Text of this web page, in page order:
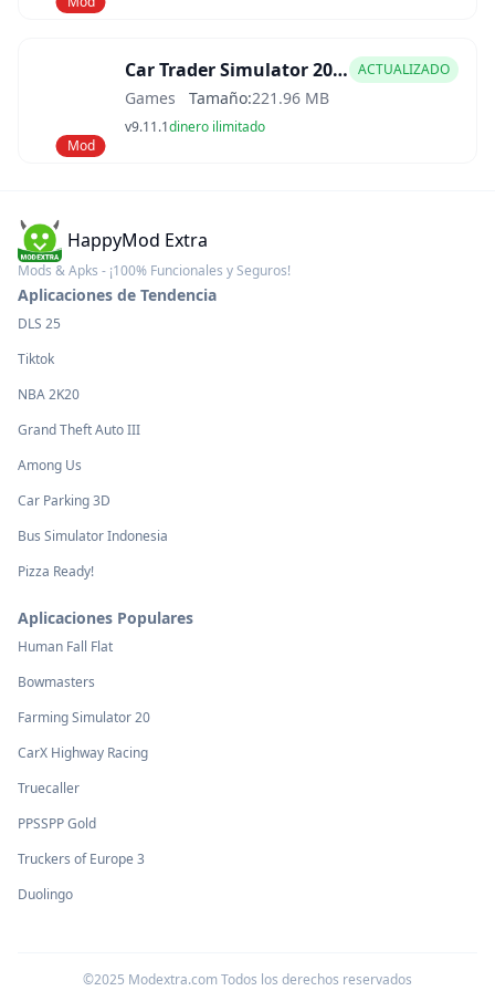
Mod
Car Trader Simulator 2025 Mod APK ACTUALIZADO
Games Tamaño:221.96 MB
v9.11.1dinero ilimitado
HappyMod Extra
Mods & Apks - ¡100% Funcionales y Seguros!
Aplicaciones de Tendencia
DLS 25
Tiktok
NBA 2K20
Grand Theft Auto III
Among Us
Car Parking 3D
Bus Simulator Indonesia
Pizza Ready!
Aplicaciones Populares
Human Fall Flat
Bowmasters
Farming Simulator 20
CarX Highway Racing
Truecaller
PPSSPP Gold
Truckers of Europe 3
Duolingo
©2025 Modextra.com Todos los derechos reservados